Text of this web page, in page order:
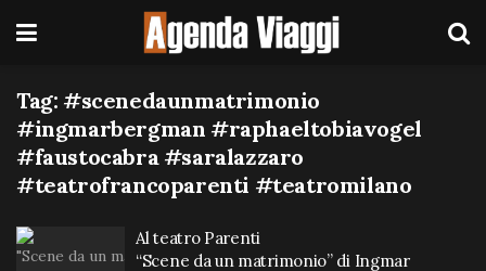
Tag: #scenedaunmatrimonio
#ingmarbergman #raphaeltobiavogel
#faustocabra #saralazzaro
#teatrofrancoparenti #teatromilano
Al teatro Parenti
“Scene da un matrimonio” di Ingmar